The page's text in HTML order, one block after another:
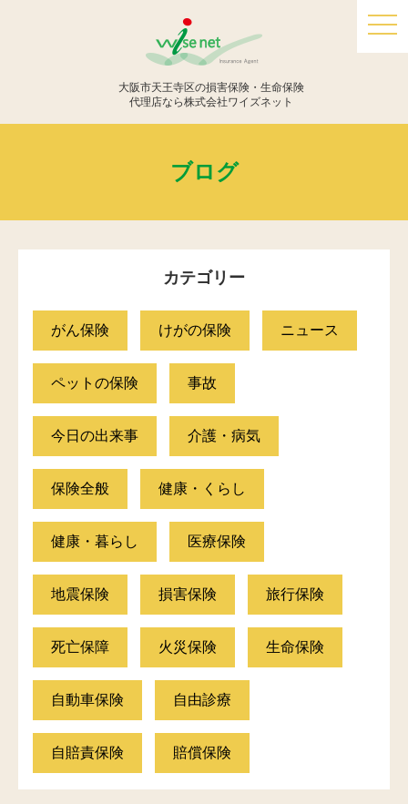
大阪市天王寺区の損害保険・生命保険
代理店なら株式会社ワイズネット
ブログ
カテゴリー
がん保険 けがの保険 ニュース
ペットの保険 事故
今日の出来事 介護・病気
保険全般 健康・くらし
健康・暮らし 医療保険
地震保険 損害保険 旅行保険
死亡保障 火災保険 生命保険
自動車保険 自由診療
自賠責保険 賠償保険